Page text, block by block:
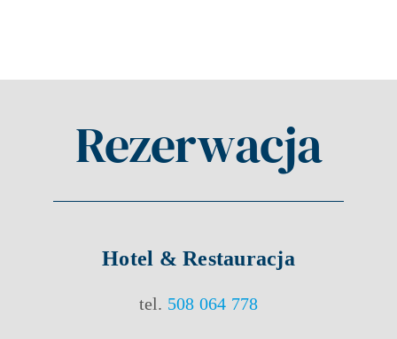
Rezerwacja
Hotel & Restauracja
tel. 508 064 778